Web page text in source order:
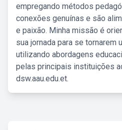
empregando métodos
conexões genuínas e são
e paixão. Minha missão é
sua jornada para se tornarem
utilizando abordagens
pelas principais instituições
dsw.aau.edu.et.